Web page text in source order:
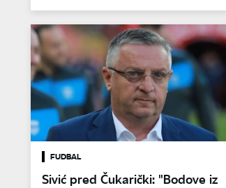
FUDBAL
Sivić pred Čukarički: "Bodove iz